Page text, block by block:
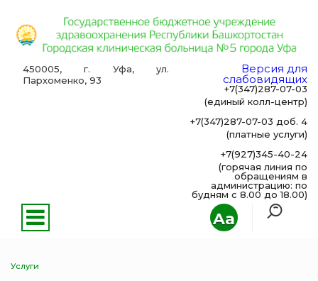
Aa
450005, г. Уфа, ул.
Пархоменко, 93
Версия для
слабовидящих
+7(347)287-07-03
(единый колл-центр)
+7(347)287-07-03 доб. 4
(платные услуги)
+7(927)345-40-24
(горячая линия по
обращениям в
администрацию: по
будням с 8.00 до 18.00)
Услуги